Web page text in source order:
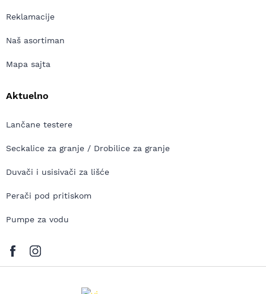
Reklamacije
Naš asortiman
Mapa sajta
Aktuelno
Lančane testere
Seckalice za granje / Drobilice za granje
Duvači i usisivači za lišće
Perači pod pritiskom
Pumpe za vodu